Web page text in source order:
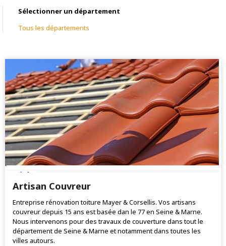
Artisan Couvreur
Entreprise rénovation toiture Mayer & Corsellis. Vos artisans
couvreur depuis 15 ans est basée dan le 77 en Seine & Marne.
Nous intervenons pour des travaux de couverture dans tout le
département de Seine & Marne et notamment dans toutes les
villes autours.
Sélectionner un département
Tous les départements